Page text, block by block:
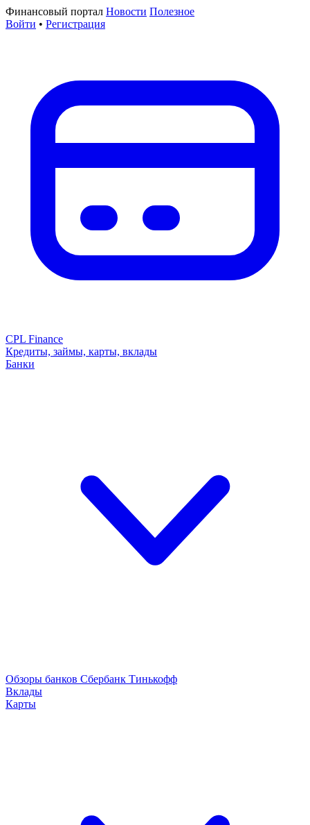
Финансовый портал Новости Полезное
Войти • Регистрация
CPL Finance
Кредиты, займы, карты, вклады
Банки
Обзоры банков Сбербанк Тинькофф
Вклады
Карты